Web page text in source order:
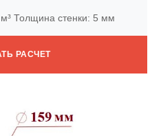
Толщина стенки: 5 мм
РАСЧЕТ